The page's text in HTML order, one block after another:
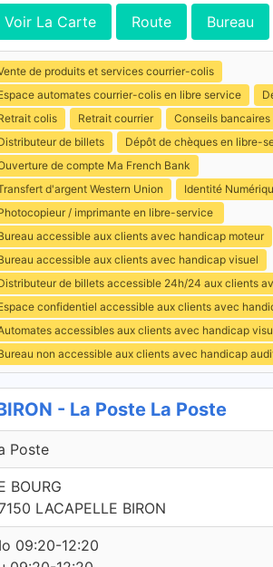
Voir La Carte Route Bureau
de produits et services courrier-colis
automates courrier-colis en libre service
colis
Retrait courrier
Conseils bancaires
de billets
Dépôt de chèques en libre-
de compte Ma French Bank
d'argent Western Union
Identité
/ imprimante en libre-service
accessible aux clients avec handicap moteur
accessible aux clients avec handicap visuel
de billets accessible 24h/24 aux clients
confidentiel accessible aux clients avec
accessibles aux clients avec handicap
non accessible aux clients avec handicap
- La Poste La Poste
Poste
BOURG
LACAPELLE BIRON
09:20-12:20